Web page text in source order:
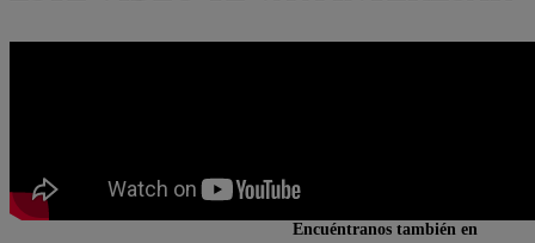
Encuéntranos también en